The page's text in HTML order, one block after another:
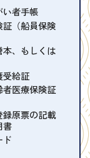
い者手帳
（船員保険
本、もしくは
受給証
医療保険証
原票の記載
書
ド